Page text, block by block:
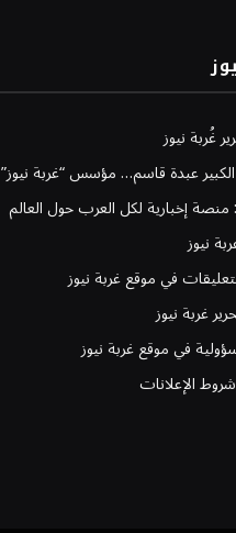
غُربة نيوز
الكبير عبدة قاسم… مؤسس “غربة نيوز”
منصة إخبارية لكل العرب حول العالم
نيوز
في موقع غربة نيوز
غربة نيوز
في موقع غربة نيوز
الإعلانات